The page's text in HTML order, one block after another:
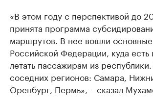
«В этом году с перспективой до
принята программа
маршрутов. В нее вошли
Российской Федерации, куда есть
летать пассажирам из
соседних регионов: Самара,
Оренбург, Пермь», – сказал